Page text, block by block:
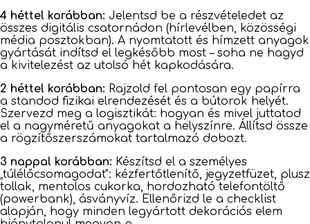
4 héttel korábban: Jelentsd be a részvételedet az
összes digitális csatornádon (hírlevélben, közösségi
média posztokban). A nyomtatott és hímzett anyagok
gyártását indítsd el legkésőbb most – soha ne hagyd
a kivitelezést az utolsó hét kapkodására.
2 héttel korábban: Rajzold fel pontosan egy papírra
a standod fizikai elrendezését és a bútorok helyét.
Szervezd meg a logisztikát: hogyan és mivel juttatod
el a nagyméretű anyagokat a helyszínre. Állítsd össze
a rögzítőszerszámokat tartalmazó dobozt.
3 nappal korábban: Készítsd el a személyes
„túlélőcsomagodat": kézfertőtlenítő, jegyzetfüzet, plusz
tollak, mentolos cukorka, hordozható telefontöltő
(powerbank), ásványvíz. Ellenőrizd le a checklist
alapján, hogy minden legyártott dekorációs elem